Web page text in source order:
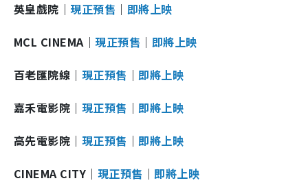
英皇戲院｜現正預售 ｜ 即將上映
MCL CINEMA｜現正預售 ｜ 即將上映
百老匯院線｜ 現正預售 ｜即將上映
嘉禾電影院｜ 現正預售 ｜即將上映
高先電影院｜ 現正預售 ｜即將上映
CINEMA CITY｜ 現正預售 ｜即將上映